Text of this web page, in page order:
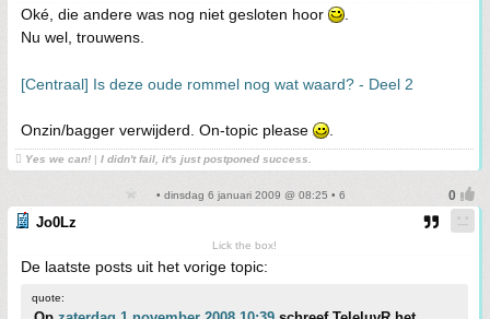
Oké, die andere was nog niet gesloten hoor
Nu wel, trouwens.
[Centraal] Is deze oude rommel nog wat waard? - Deel 2
Onzin/bagger verwijderd. On-topic please
 Yes we can! | I didn't fail, it's just postponed success.
• dinsdag 6 januari 2009 @ 08:25 • 6
Jo0Lz
Lick the box!
De laatste posts uit het vorige topic:
quote: